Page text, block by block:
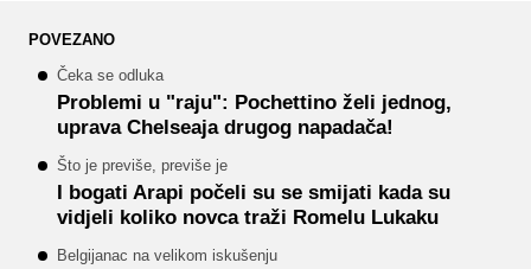
POVEZANO
Čeka se odluka
Problemi u "raju": Pochettino želi jednog,
uprava Chelseaja drugog napadača!
Što je previše, previše je
I bogati Arapi počeli su se smijati kada su
vidjeli koliko novca traži Romelu Lukaku
Belgijanac na velikom iskušenju